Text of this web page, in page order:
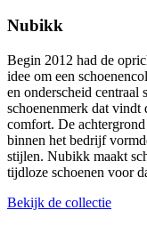
Nubikk
Begin 2012 had de
idee om een
en onderscheid centraal
schoenenmerk dat vindt
comfort. De
binnen het bedrijf
stijlen. Nubikk maakt
tijdloze schoenen voor
Bekijk de collectie